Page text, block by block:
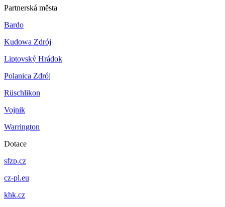
Partnerská města
Bardo
Kudowa Zdrój
Liptovský Hrádok
Polanica Zdrój
Rüschlikon
Vojnik
Warrington
Dotace
sfzp.cz
cz-pl.eu
khk.cz